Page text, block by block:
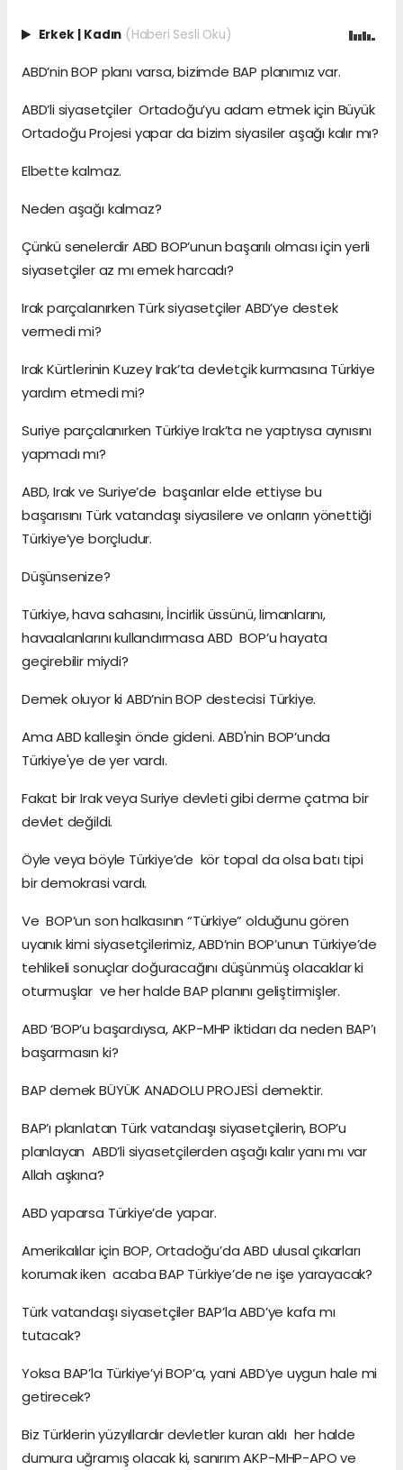
Erkek | Kadın (Haberi Sesli Oku)
ABD’nin BOP planı varsa, bizimde BAP planımız var.
ABD’li siyasetçiler Ortadoğu’yu adam etmek için Büyük
Ortadoğu Projesi yapar da bizim siyasiler aşağı kalır mı?
Elbette kalmaz.
Neden aşağı kalmaz?
Çünkü senelerdir ABD BOP’unun başarılı olması için yerli
siyasetçiler az mı emek harcadı?
Irak parçalanırken Türk siyasetçiler ABD’ye destek
vermedi mi?
Irak Kürtlerinin Kuzey Irak’ta devletçik kurmasına Türkiye
yardım etmedi mi?
Suriye parçalanırken Türkiye Irak’ta ne yaptıysa aynısını
yapmadı mı?
ABD, Irak ve Suriye’de başarılar elde ettiyse bu
başarısını Türk vatandaşı siyasilere ve onların yönettiği
Türkiye’ye borçludur.
Düşünsenize?
Türkiye, hava sahasını, İncirlik üssünü, limanlarını,
havaalanlarını kullandırmasa ABD BOP’u hayata
geçirebilir miydi?
Demek oluyor ki ABD’nin BOP destecisi Türkiye.
Ama ABD kalleşin önde gideni. ABD'nin BOP’unda
Türkiye'ye de yer vardı.
Fakat bir Irak veya Suriye devleti gibi derme çatma bir
devlet değildi.
Öyle veya böyle Türkiye’de kör topal da olsa batı tipi
bir demokrasi vardı.
Ve BOP’un son halkasının “Türkiye” olduğunu gören
uyanık kimi siyasetçilerimiz, ABD’nin BOP’unun Türkiye’de
tehlikeli sonuçlar doğuracağını düşünmüş olacaklar ki
oturmuşlar ve her halde BAP planını geliştirmişler.
ABD ‘BOP’u başardıysa, AKP-MHP iktidarı da neden BAP’ı
başarmasın ki?
BAP demek BÜYÜK ANADOLU PROJESİ demektir.
BAP’ı planlatan Türk vatandaşı siyasetçilerin, BOP’u
planlayan ABD’li siyasetçilerden aşağı kalır yanı mı var
Allah aşkına?
ABD yaparsa Türkiye’de yapar.
Amerikalılar için BOP, Ortadoğu’da ABD ulusal çıkarları
korumak iken acaba BAP Türkiye’de ne işe yarayacak?
Türk vatandaşı siyasetçiler BAP’la ABD’ye kafa mı
tutacak?
Yoksa BAP’la Türkiye’yi BOP’a, yani ABD’ye uygun hale mi
getirecek?
Biz Türklerin yüzyıllardır devletler kuran aklı her halde
dumura uğramış olacak ki, sanırım AKP-MHP-APO ve